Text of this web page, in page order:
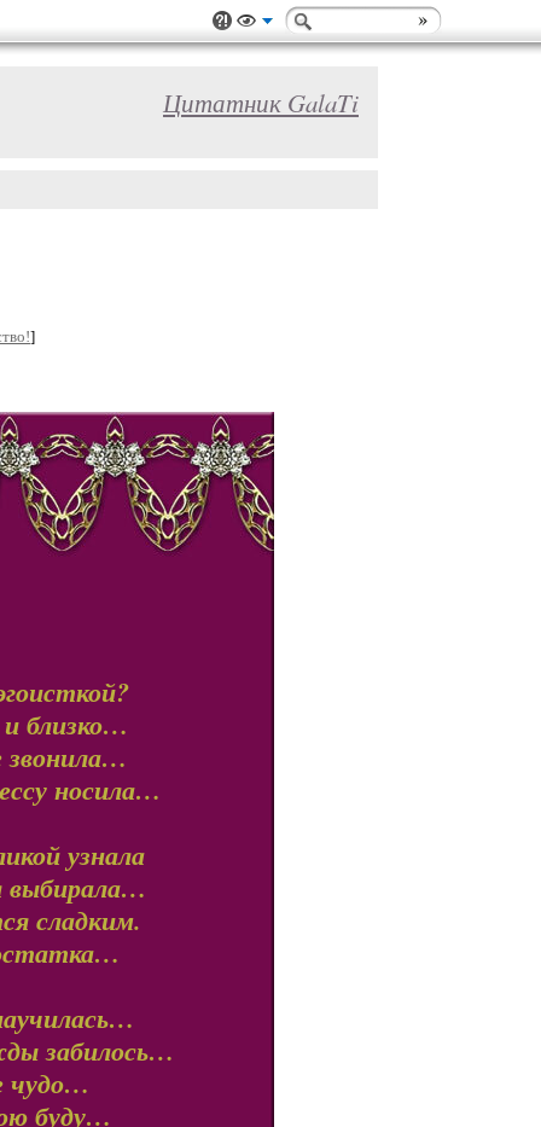
Цитатник GalaTi
]
близко…
носила…
узнала
выбирала…
сладким.
забилось…
чудо…
буду…